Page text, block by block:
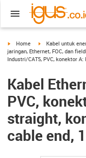
igus-icon-arrow-right
Home igus-icon-arrow-
Kabel untuk
jaringan, Ethernet, FOC, dan
Industri/CAT5, PVC, konektor
Kabel
PVC,
straight,
cable end,